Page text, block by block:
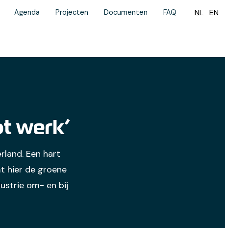
Agenda Projecten Documenten FAQ NL EN
werk’
Een hart
hier de groene
om- en bij